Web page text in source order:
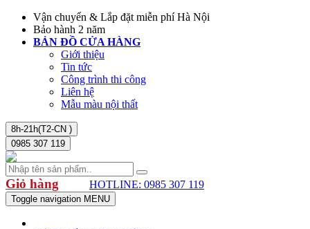
Vận chuyển & Lắp đặt miễn phí Hà Nội
Bảo hành 2 năm
BẢN ĐỒ CỬA HÀNG
Giới thiệu
Tin tức
Công trình thi công
Liên hệ
Mẫu màu nội thất
8h-21h(T2-CN )
0985 307 119
Giỏ hàng HOTLINE: 0985 307 119
Toggle navigation MENU